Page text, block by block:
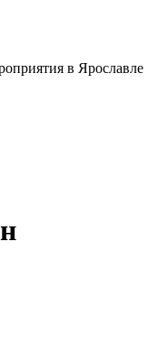
в Ярославле